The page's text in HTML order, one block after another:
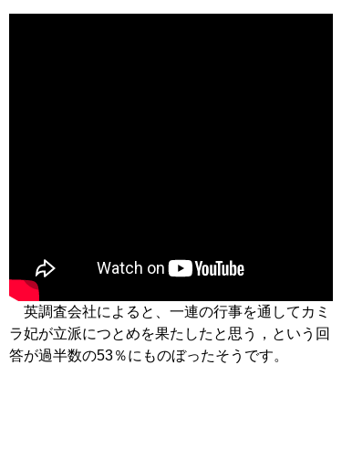
英調査会社によると、一連の行事を通してカミ
ラ妃が立派につとめを果たしたと思う，という回
答が過半数の53％にものぼったそうです。